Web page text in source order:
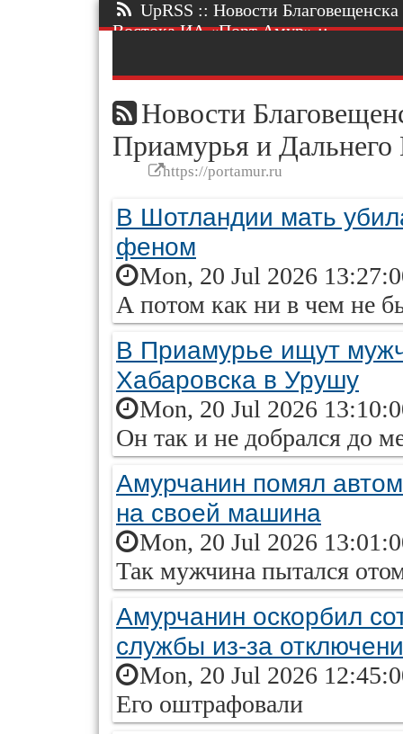
UpRSS :: Новости
Востока ИА «Порт Амур» ::.
Новости
Приамурья и
https://portamur.ru
В Шотландии мать
феном
Mon, 20 Jul 2026
А потом как ни в чем не
В Приамурье ищут
Хабаровска в Урушу
Mon, 20 Jul 2026
Он так и не добрался до
Амурчанин помял
на своей машина
Mon, 20 Jul 2026
Так мужчина пытался
Амурчанин оскорбил
службы из-за
Mon, 20 Jul 2026
Его оштрафовали